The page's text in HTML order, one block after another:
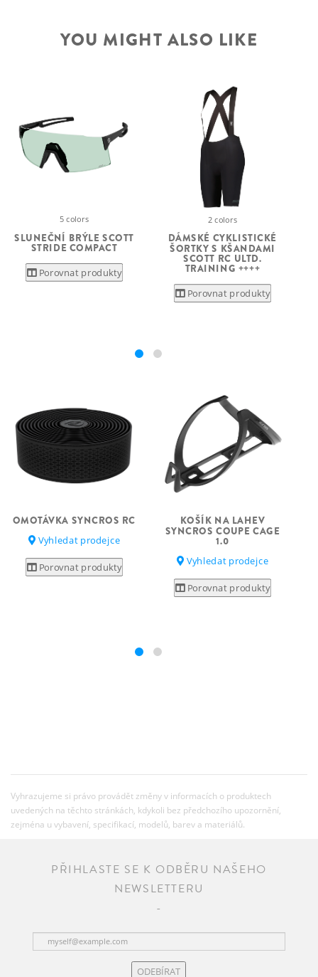
YOU MIGHT ALSO LIKE
5 colors
SLUNEČNÍ BRÝLE SCOTT
STRIDE COMPACT
Porovnat produkty
2 colors
DÁMSKÉ CYKLISTICKÉ
ŠORTKY S KŠANDAMI
SCOTT RC ULTD.
TRAINING ++++
Porovnat produkty
OMOTÁVKA SYNCROS RC
Vyhledat prodejce
Porovnat produkty
KOŠÍK NA LAHEV
SYNCROS COUPE CAGE
1.0
Vyhledat prodejce
Porovnat produkty
Vyhrazujeme si právo provádět změny v informacích o produktech
uvedených na těchto stránkách, kdykoli bez předchozího upozornění,
zejména u vybavení, specifikací, modelů, barev a materiálů.
PŘIHLASTE SE K ODBĚRU NAŠEHO
NEWSLETTERU
ODEBÍRAT